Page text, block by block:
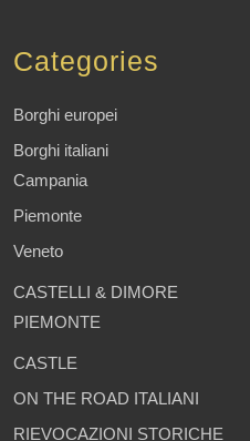
Categories
Borghi europei
Borghi italiani
Campania
Piemonte
Veneto
CASTELLI & DIMORE
PIEMONTE
CASTLE
ON THE ROAD ITALIANI
RIEVOCAZIONI STORICHE